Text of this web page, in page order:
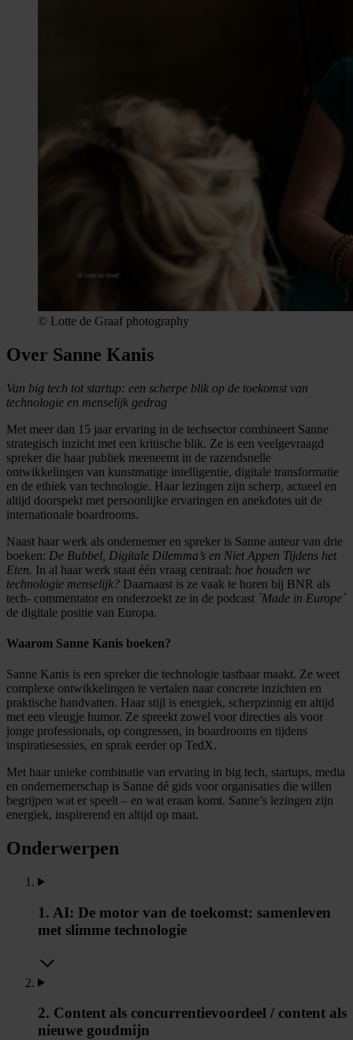
© Lotte de Graaf photography
Over Sanne Kanis
Van big tech tot startup: een scherpe blik op de toekomst van
technologie en menselijk gedrag
Met meer dan 15 jaar ervaring in de techsector combineert Sanne
strategisch inzicht met een kritische blik. Ze is een veelgevraagd
spreker die haar publiek meeneemt in de razendsnelle
ontwikkelingen van kunstmatige intelligentie, digitale transformatie
en de ethiek van technologie. Haar lezingen zijn scherp, actueel en
altijd doorspekt met persoonlijke ervaringen en anekdotes uit de
internationale boardrooms.
Naast haar werk als ondernemer en spreker is Sanne auteur van drie
boeken: De Bubbel, Digitale Dilemma’s en Niet Appen Tijdens het
Eten. In al haar werk staat één vraag centraal: hoe houden we
technologie menselijk? Daarnaast is ze vaak te horen bij BNR als
tech- commentator en onderzoekt ze in de podcast ´Made in Europe´
de digitale positie van Europa.
Waarom Sanne Kanis boeken?
Sanne Kanis is een spreker die technologie tastbaar maakt. Ze weet
complexe ontwikkelingen te vertalen naar concrete inzichten en
praktische handvatten. Haar stijl is energiek, scherpzinnig en altijd
met een vleugje humor. Ze spreekt zowel voor directies als voor
jonge professionals, op congressen, in boardrooms en tijdens
inspiratiesessies, en sprak eerder op TedX.
Met haar unieke combinatie van ervaring in big tech, startups, media
en ondernemerschap is Sanne dé gids voor organisaties die willen
begrijpen wat er speelt – en wat eraan komt. Sanne’s lezingen zijn
energiek, inspirerend en altijd op maat.
Onderwerpen
1. AI: De motor van de toekomst: samenleven
met slimme technologie
2. Content als concurrentievoordeel / content als
nieuwe goudmijn